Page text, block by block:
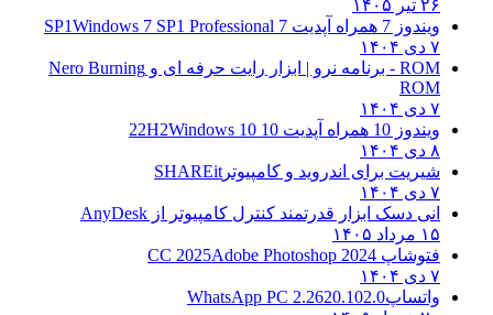
ویندوز 7 همراه آپدیت 7 SP1
Windows 7 SP1 Professional
ROM - برنامه نرو | ابزار رایت حرفه ای و
Nero Burning
ویندوز 10 همراه آپدیت 10 22H2
Windows 10
شیریت برای اندروید و کامپیوترSHAREit
انی دسک ابزار قدرتمند کنترل کامپیوتر ازAnyDesk
فتوشاپ CC 2025Adobe Photoshop 2024
واتساپWhatsApp PC 2.2620.102.0